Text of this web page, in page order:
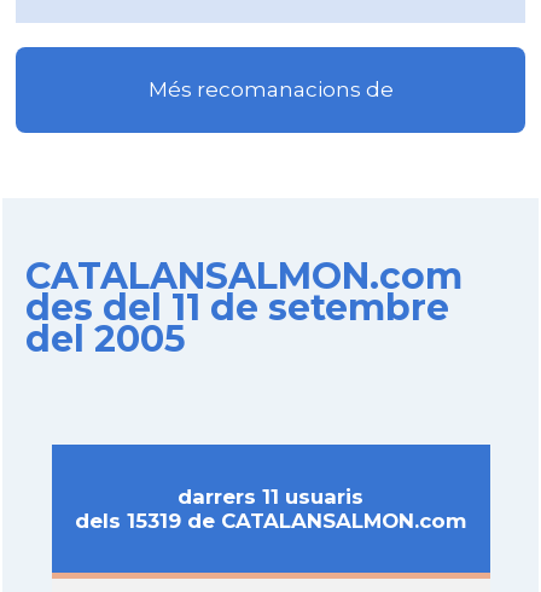
Més recomanacions de
CATALANSALMON.com
des del 11 de setembre
del 2005
darrers 11 usuaris
dels 15319 de CATALANSALMON.com